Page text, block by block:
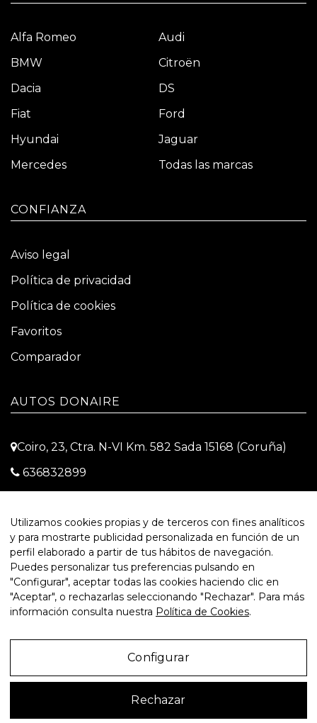
Alfa Romeo
Audi
BMW
Citroën
Dacia
DS
Fiat
Ford
Hyundai
Jaguar
Mercedes
Todas las marcas
CONFIANZA
Aviso legal
Política de privacidad
Política de cookies
Favoritos
Comparador
AUTOS DONAIRE
Coiro, 23, Ctra. N-VI Km. 582 Sada 15168 (Coruña)
636832899
L-V: 10:00-20:00; S: 10:30-13:30; D: cerrado
DIGITAL.VISITA INVENTARIO.PROY CONOCE NUESTRA SOLUCIÓN
GLOBAL
Utilizamos cookies propias y de terceros con fines analíticos
y para mostrarte publicidad personalizada en función de un
perfil elaborado a partir de tus hábitos de navegación.
Puedes personalizar tus preferencias pulsando en
"Configurar", aceptar todas las cookies haciendo clic en
"Aceptar", o rechazarlas seleccionando "Rechazar". Para más
información consulta nuestra Política de Cookies.
Configurar
Rechazar
Aviso Legal
Política de Privacidad